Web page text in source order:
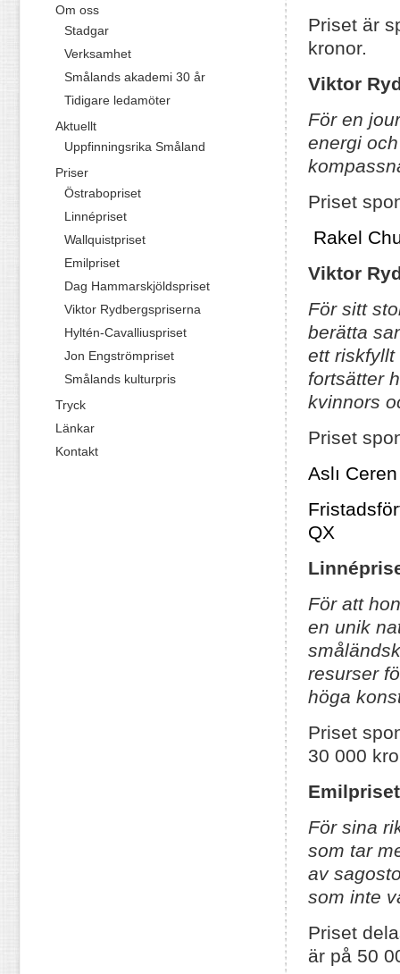
Priset är
kronor.
Viktor
För en
energi
Priset
Rakel
Viktor
För sitt
berätta
ett riskfyllt
fortsätter
kvinnors
Priset
Aslı
QX
För att
en unik
resurser
höga
Priset
30 000
För sina
som tar
av
som inte
Priset
är på 50
Om oss
Stadgar
Verksamhet
Smålands akademi 30 år
Tidigare ledamöter
Aktuellt
Uppfinningsrika Småland
Priser
Östrabopriset
Linnépriset
Wallquistpriset
Emilpriset
Dag Hammarskjöldspriset
Viktor Rydbergspriserna
Hyltén-Cavalliuspriset
Jon Engströmpriset
Smålands kulturpris
Tryck
Länkar
Kontakt